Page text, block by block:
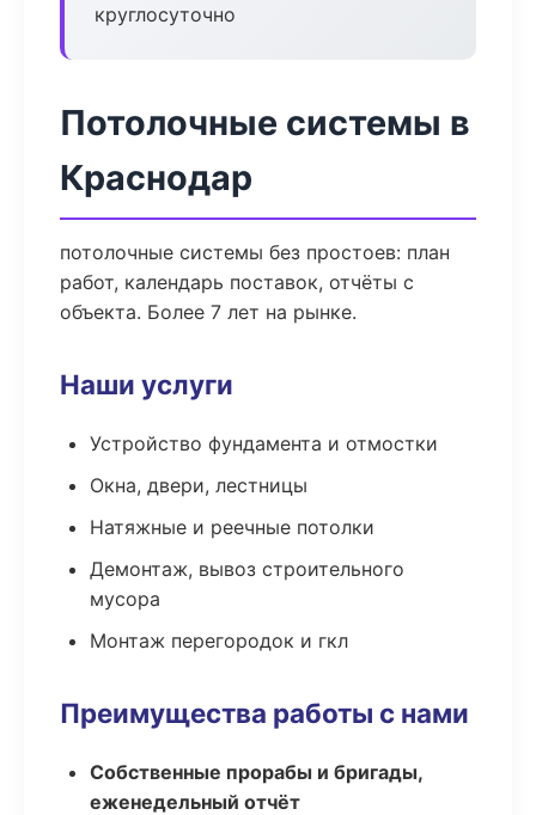
круглосуточно
Потолочные системы в
Краснодар
потолочные системы без простоев: план
работ, календарь поставок, отчёты с
объекта. Более 7 лет на рынке.
Наши услуги
Устройство фундамента и отмостки
Окна, двери, лестницы
Натяжные и реечные потолки
Демонтаж, вывоз строительного
мусора
Монтаж перегородок и гкл
Преимущества работы с нами
Собственные прорабы и бригады,
еженедельный отчёт